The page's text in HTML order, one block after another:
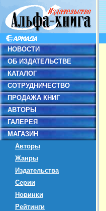
НОВОСТИ
ОБ ИЗДАТЕЛЬСТВЕ
КАТАЛОГ
СОТРУДНИЧЕСТВО
ПРОДАЖА КНИГ
АВТОРЫ
ГАЛЕРЕЯ
МАГАЗИН
Авторы
Жанры
Издательства
Серии
Новинки
Рейтинги